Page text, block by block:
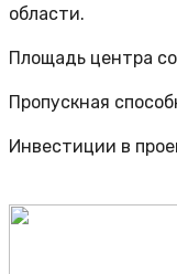
области.
Площадь центра
Пропускная
Инвестиции в